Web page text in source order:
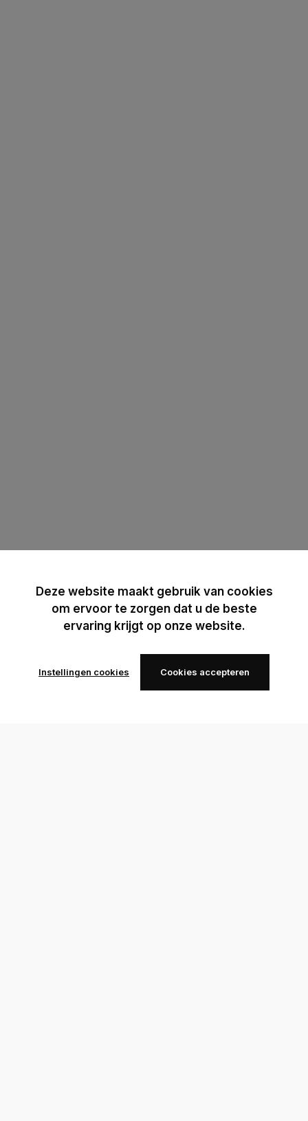
Deze website maakt gebruik van cookies
om ervoor te zorgen dat u de beste
ervaring krijgt op onze website.
Instellingen cookies Cookies accepteren